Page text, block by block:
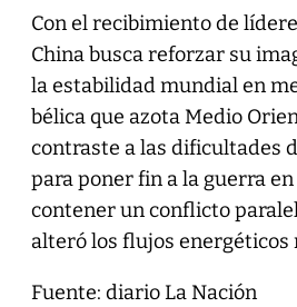
Con el recibimiento de
China busca reforzar su
la estabilidad mundial en
bélica que azota Medio
contraste a las dificultades
para poner fin a la guerra
contener un conflicto
alteró los flujos energéticos
Fuente: diario La Nación